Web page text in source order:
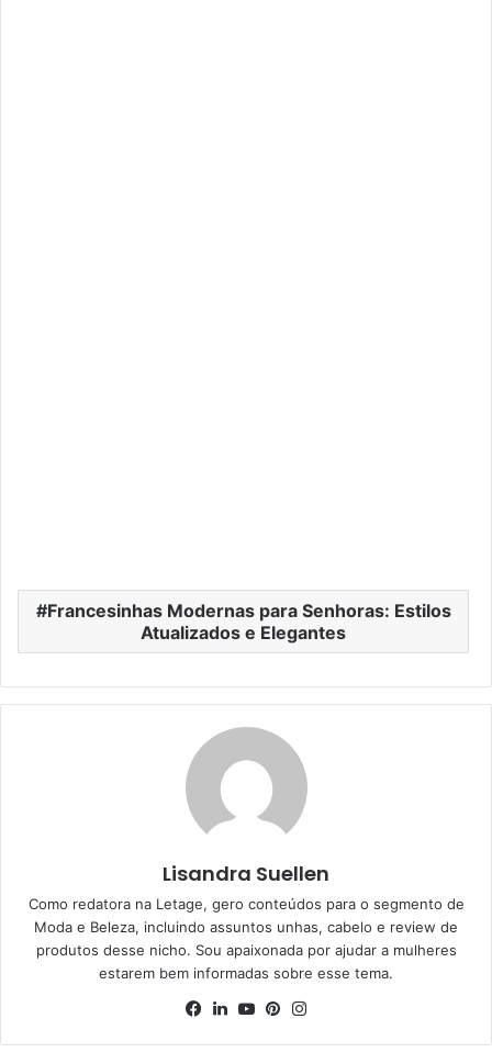
Francesinhas Modernas para Senhoras: Estilos
Atualizados e Elegantes
Lisandra Suellen
Como redatora na Letage, gero conteúdos para o segmento de
Moda e Beleza, incluindo assuntos unhas, cabelo e review de
produtos desse nicho. Sou apaixonada por ajudar a mulheres
estarem bem informadas sobre esse tema.
Facebook
Linkedin
YouTubePinterest